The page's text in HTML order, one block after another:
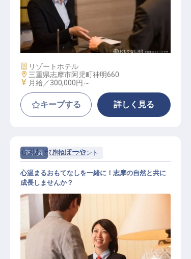
宿泊部門 マネージャー
施設業態
リゾートホテル
勤務地
三重県志摩市阿児町神明660
給与
月給／300,000円～
キープする 詳しく見る
正社員 宿泊 フロント
心湯あそび ねぼーや
心温まるおもてなしを一緒に！志摩の自然と共に
成長しませんか？